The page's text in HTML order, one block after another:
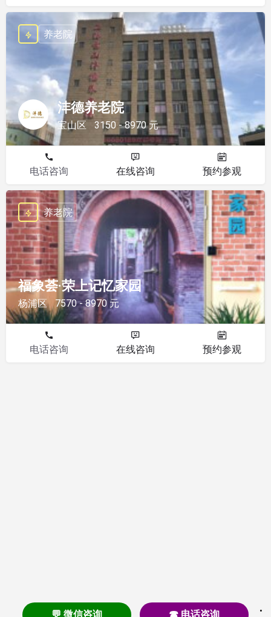
沣德养老院
宝山区 3150 - 8970 元
养老院
电话咨询 在线咨询 预约参观
福象荟·荣上记忆家园
杨浦区 7570 - 8970 元
养老院
电话咨询 在线咨询 预约参观
💬 微信咨询 ☎ 电话咨询